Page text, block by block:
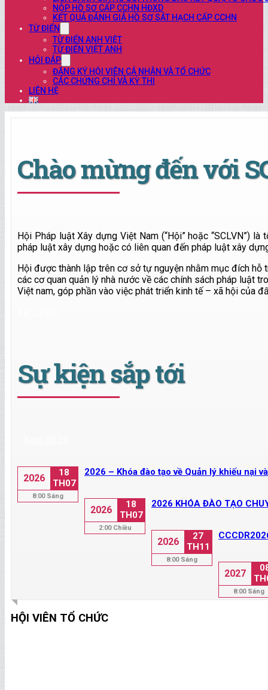
NỘP HỒ SƠ CẤP CCHN HĐXD
KẾT QUẢ ĐÁNH GIÁ HỒ SƠ SÁT HẠCH CẤP CCHN
TỪ ĐIỂN
TỪ ĐIỂN ANH VIỆT
TỪ ĐIỂN VIỆT ANH
HỎI ĐÁP
ĐĂNG KÝ HỘI VIÊN CÁ NHÂN VÀ TỔ CHỨC
CÁC CHỨNG CHỈ VÀ KỲ THI
LIÊN HỆ
Chào mừng đến với
Hội Pháp luật Xây dựng Việt Nam (“Hội” hoặc “SCLVN”)
pháp luật xây dựng hoặc có liên quan đến pháp luật xây
Hội được thành lập trên cơ sở tự nguyện nhằm mục đích
các cơ quan quản lý nhà nước về các chính sách pháp luật
Việt nam, góp phần vào việc phát triển kinh tế – xã hội của
Sự kiện sắp tới
2026
18
TH07
8:00 Sáng
2026 – Khóa đào tạo về Quản lý khiếu nại
2026
18
TH07
2:00 Chiều
2026 KHÓA ĐÀO TẠO
2026
27
TH11
8:00 Sáng
2027
8:00 Sáng
HỘI VIÊN TỔ CHỨC